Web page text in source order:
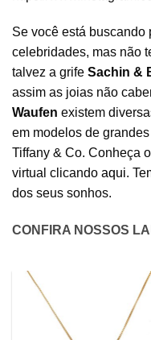
Se você está buscando
celebridades, mas não
talvez a grife Sachin &
assim as joias não
Waufen existem
em modelos de
Tiffany & Co. Conheça
virtual clicando aqui.
dos seus sonhos.
CONFIRA NOSSOS